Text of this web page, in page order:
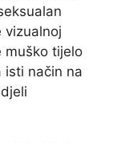
vizualnoj
muško tijelo
isti način na